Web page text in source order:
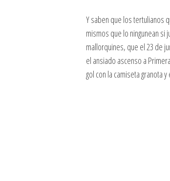
Y saben que los tertulianos
mismos que lo ningunean si
mallorquines, que el 23 de
el ansiado ascenso a
gol con la camiseta granota